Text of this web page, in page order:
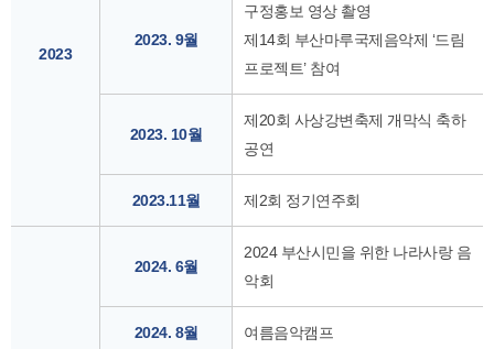
2023
2023. 9월
구정홍보 영상 촬영
제14회 부산마루국제음악제 ‘드림
프로젝트’ 참여
2023. 10월
제20회 사상강변축제 개막식 축하
공연
2023.11월 제2회 정기연주회
2024. 6월
2024 부산시민을 위한 나라사랑 음
악회
2024. 8월 여름음악캠프